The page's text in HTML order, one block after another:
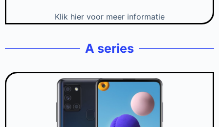
Klik hier voor meer informatie
A series